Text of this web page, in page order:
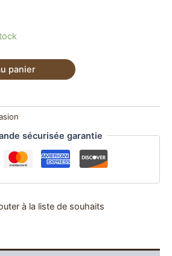
panier
sécurisée garantie
à la liste de souhaits